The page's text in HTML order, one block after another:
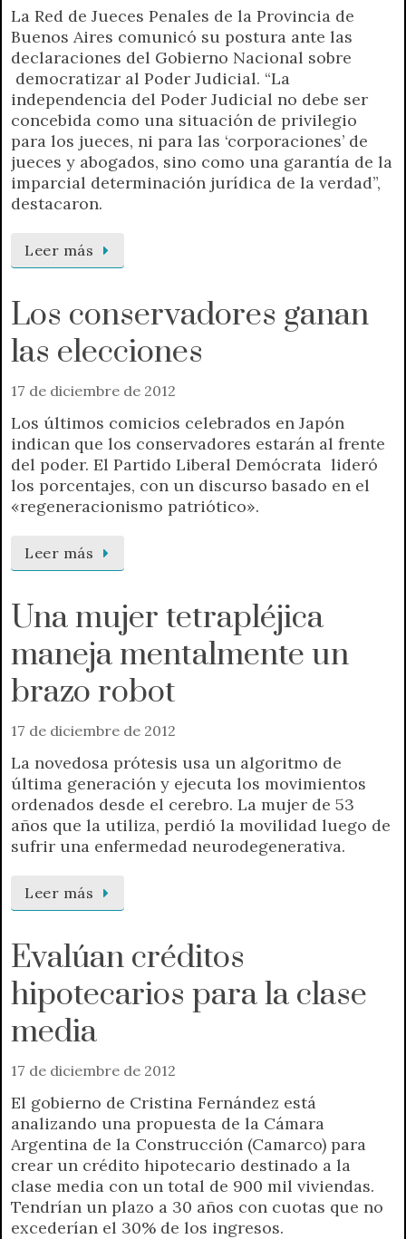
La Red de Jueces Penales de la Provincia de
Buenos Aires comunicó su postura ante las
declaraciones del Gobierno Nacional sobre
democratizar al Poder Judicial. “La
independencia del Poder Judicial no debe ser
concebida como una situación de privilegio
para los jueces, ni para las ‘corporaciones’ de
jueces y abogados, sino como una garantía de la
imparcial determinación jurídica de la verdad”,
destacaron.
Leer más
Los conservadores ganan
las elecciones
17 de diciembre de 2012
Los últimos comicios celebrados en Japón
indican que los conservadores estarán al frente
del poder. El Partido Liberal Demócrata lideró
los porcentajes, con un discurso basado en el
«regeneracionismo patriótico».
Leer más
Una mujer tetrapléjica
maneja mentalmente un
brazo robot
17 de diciembre de 2012
La novedosa prótesis usa un algoritmo de
última generación y ejecuta los movimientos
ordenados desde el cerebro. La mujer de 53
años que la utiliza, perdió la movilidad luego de
sufrir una enfermedad neurodegenerativa.
Leer más
Evalúan créditos
hipotecarios para la clase
media
17 de diciembre de 2012
El gobierno de Cristina Fernández está
analizando una propuesta de la Cámara
Argentina de la Construcción (Camarco) para
crear un crédito hipotecario destinado a la
clase media con un total de 900 mil viviendas.
Tendrían un plazo a 30 años con cuotas que no
excederían el 30% de los ingresos.